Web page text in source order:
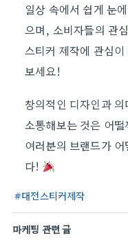
일상 속에서 쉽게 눈
으며, 소비자들의 관
스티커 제작에 관심
보세요!
창의적인 디자인과
소통해보는 것은 어떨
여러분의 브랜드가
다!
대전스티커제작
마케팅 관련 글